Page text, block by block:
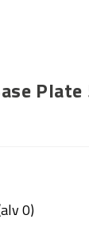
Plate
0)